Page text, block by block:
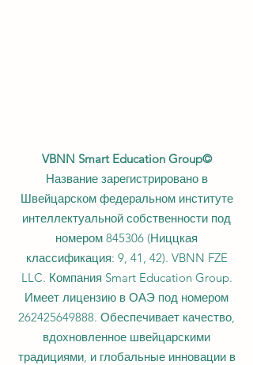
VBNN Smart Education Group©
Название зарегистрировано в
Швейцарском федеральном институте
интеллектуальной собственности под
номером 845306 (Ниццкая
классификация: 9, 41, 42). VBNN FZE
LLC. Компания Smart Education Group.
Имеет лицензию в ОАЭ под номером
262425649888. Обеспечивает качество,
вдохновленное швейцарскими
традициями, и глобальные инновации в